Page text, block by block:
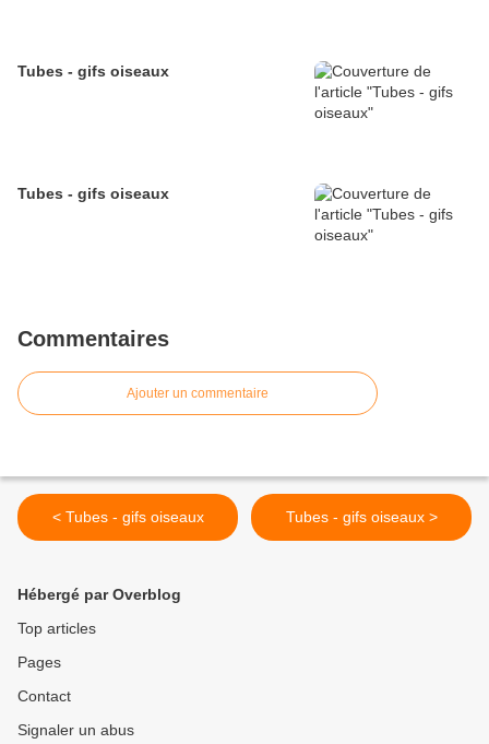
Tubes - gifs oiseaux
Tubes - gifs oiseaux
Commentaires
Ajouter un commentaire
< Tubes - gifs oiseaux Tubes - gifs oiseaux >
Hébergé par Overblog
Top articles
Pages
Contact
Signaler un abus